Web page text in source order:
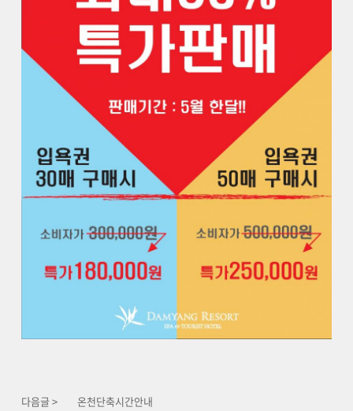
다음글 > 온천단축시간안내